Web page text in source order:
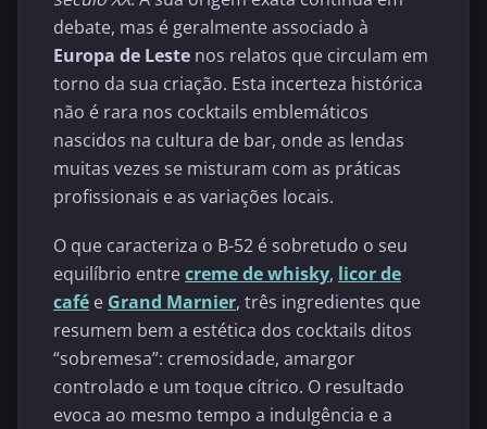
debate, mas é geralmente associado à
Europa de Leste nos relatos que circulam em
torno da sua criação. Esta incerteza histórica
não é rara nos cocktails emblemáticos
nascidos na cultura de bar, onde as lendas
muitas vezes se misturam com as práticas
profissionais e as variações locais.
O que caracteriza o B-52 é sobretudo o seu
equilíbrio entrecreme de whisky, licor de
café e Grand Marnier, três ingredientes que
resumem bem a estética dos cocktails ditos
“sobremesa”: cremosidade, amargor
controlado e um toque cítrico. O resultado
evoca ao mesmo tempo a indulgência e a